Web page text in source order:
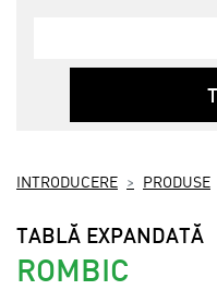
INTRODUCERE PRODUSE
TABLĂ EXPANDATĂ
ROMBIC